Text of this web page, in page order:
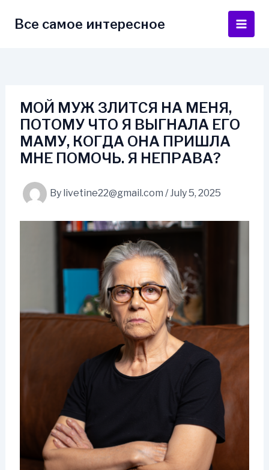
Все самое интересное
Main
МОЙ МУЖ ЗЛИТСЯ НА МЕНЯ,
ПОТОМУ ЧТО Я ВЫГНАЛА ЕГО
МАМУ, КОГДА ОНА ПРИШЛА
МНЕ ПОМОЧЬ. Я НЕПРАВА?
By livetine22@gmail.com /July 5, 2025